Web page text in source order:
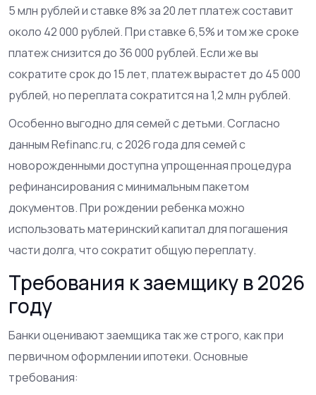
5 млн рублей и ставке 8% за 20 лет платеж составит
около 42 000 рублей. При ставке 6,5% и том же сроке
платеж снизится до 36 000 рублей. Если же вы
сократите срок до 15 лет, платеж вырастет до 45 000
рублей, но переплата сократится на 1,2 млн рублей.
Особенно выгодно для семей с детьми. Согласно
данным Refinanc.ru, с 2026 года для семей с
новорожденными доступна упрощенная процедура
рефинансирования с минимальным пакетом
документов. При рождении ребенка можно
использовать материнский капитал для погашения
части долга, что сократит общую переплату.
Требования к заемщику в 2026
году
Банки оценивают заемщика так же строго, как при
первичном оформлении ипотеки. Основные
требования: